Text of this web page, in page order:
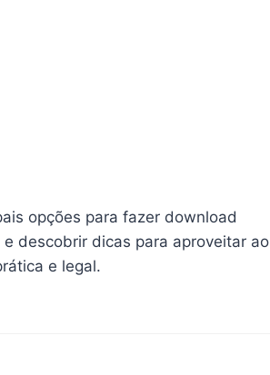
opções para fazer download
descobrir dicas para aproveitar ao
e legal.